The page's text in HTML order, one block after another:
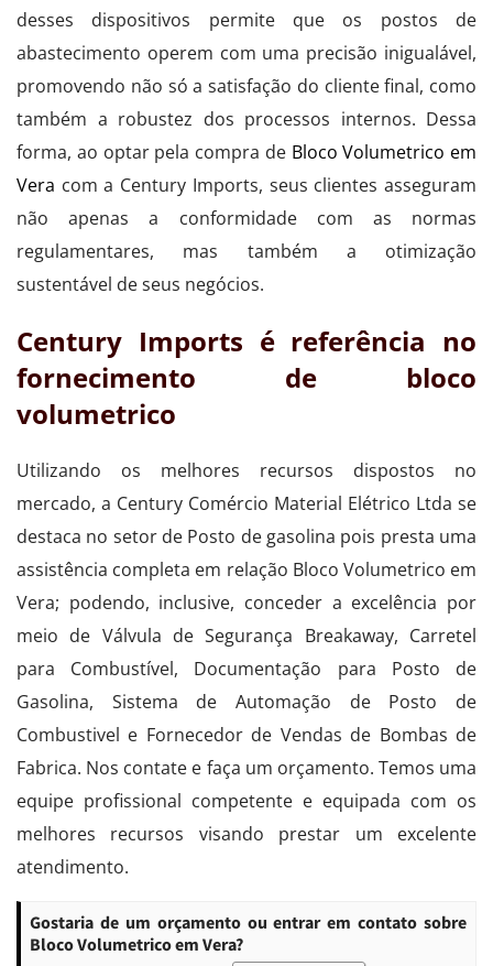
desses dispositivos permite que os postos de
abastecimento operem com uma precisão inigualável,
promovendo não só a satisfação do cliente final, como
também a robustez dos processos internos. Dessa
forma, ao optar pela compra de Bloco Volumetrico em
Vera com a Century Imports, seus clientes asseguram
não apenas a conformidade com as normas
regulamentares, mas também a otimização
sustentável de seus negócios.
Century Imports é referência no
fornecimento de bloco
volumetrico
Utilizando os melhores recursos dispostos no
mercado, a Century Comércio Material Elétrico Ltda se
destaca no setor de Posto de gasolina pois presta uma
assistência completa em relação Bloco Volumetrico em
Vera; podendo, inclusive, conceder a excelência por
meio de Válvula de Segurança Breakaway, Carretel
para Combustível, Documentação para Posto de
Gasolina, Sistema de Automação de Posto de
Combustivel e Fornecedor de Vendas de Bombas de
Fabrica. Nos contate e faça um orçamento. Temos uma
equipe profissional competente e equipada com os
melhores recursos visando prestar um excelente
atendimento.
Gostaria de um orçamento ou entrar em contato sobre
Bloco Volumetrico em Vera?